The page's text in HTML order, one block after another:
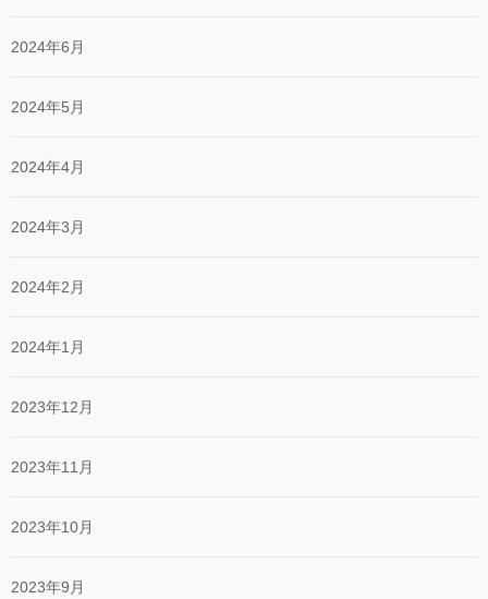
2024年6月
2024年5月
2024年4月
2024年3月
2024年2月
2024年1月
2023年12月
2023年11月
2023年10月
2023年9月